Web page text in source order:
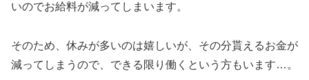
いのでお給料が減ってしまいます。
そのため、休みが多いのは嬉しいが、その分貰えるお金が
減ってしまうので、できる限り働くという方もいます…。